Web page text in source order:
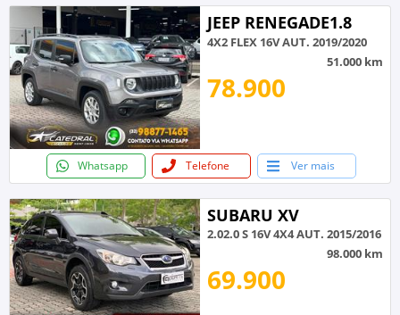
JEEP RENEGADE1.8
4X2 FLEX 16V AUT. 2019/2020
51.000 km
78.900
Whatsapp Telefone Ver mais
SUBARU XV
2.02.0 S 16V 4X4 AUT. 2015/2016
98.000 km
69.900